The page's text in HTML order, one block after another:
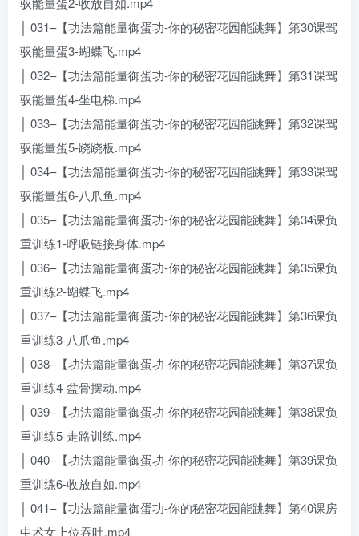
│ 031–【功法篇能量御蛋功-你的秘密花园能跳舞】第30课驾
驭能量蛋3-蝴蝶飞.mp4
│ 032–【功法篇能量御蛋功-你的秘密花园能跳舞】第31课驾
驭能量蛋4-坐电梯.mp4
│ 033–【功法篇能量御蛋功-你的秘密花园能跳舞】第32课驾
驭能量蛋5-跷跷板.mp4
│ 034–【功法篇能量御蛋功-你的秘密花园能跳舞】第33课驾
驭能量蛋6-八爪鱼.mp4
│ 035–【功法篇能量御蛋功-你的秘密花园能跳舞】第34课负
重训练1-呼吸链接身体.mp4
│ 036–【功法篇能量御蛋功-你的秘密花园能跳舞】第35课负
重训练2-蝴蝶飞.mp4
│ 037–【功法篇能量御蛋功-你的秘密花园能跳舞】第36课负
重训练3-八爪鱼.mp4
│ 038–【功法篇能量御蛋功-你的秘密花园能跳舞】第37课负
重训练4-盆骨摆动.mp4
│ 039–【功法篇能量御蛋功-你的秘密花园能跳舞】第38课负
重训练5-走路训练.mp4
│ 040–【功法篇能量御蛋功-你的秘密花园能跳舞】第39课负
重训练6-收放自如.mp4
│ 041–【功法篇能量御蛋功-你的秘密花园能跳舞】第40课房
中术女上位吞吐.mp4